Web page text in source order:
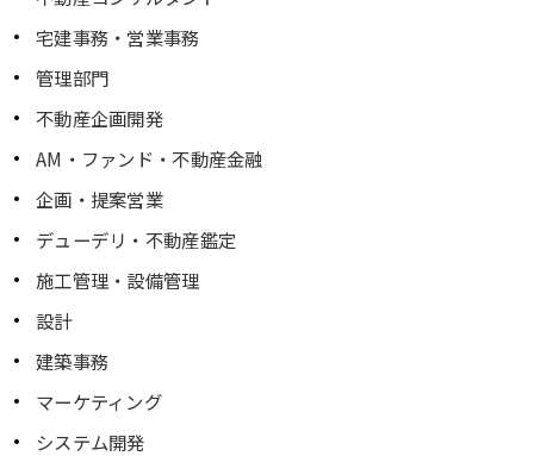
宅建事務・営業事務
管理部門
不動産企画開発
AM・ファンド・不動産金融
企画・提案営業
デューデリ・不動産鑑定
施工管理・設備管理
設計
建築事務
マーケティング
システム開発